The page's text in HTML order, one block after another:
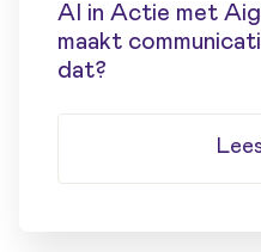
AI in Actie met
maakt
dat?